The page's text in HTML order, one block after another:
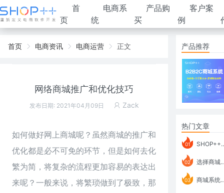
首
页
电商系
统
产品购
买
客户案
例
首页 电商资讯 电商运营 正文
网络商城推广和优化技巧
发布日期: 2021年04月09日 Zack
如何做好网上商城呢？虽然商城的推广和
优化都是必不可免的环节，但是如何去化
繁为简，将复杂的流程更加容易的表达出
来呢？一般来说，将繁琐做到了极致，那
产品推荐
热门文章
01 SHOP++ B2B2C V9.1 全新发布 新亮点
02 选择商城系统要考虑哪些问题？
03 商城系统如何打通跨境电商模式？